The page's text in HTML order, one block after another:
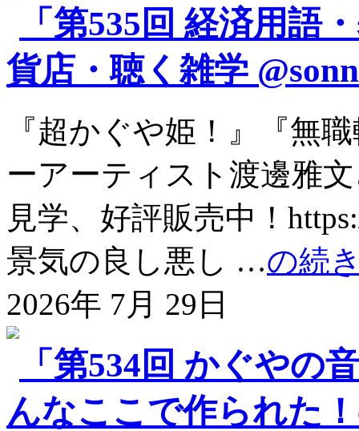
「第535回 経済用語
貨店・聴く雑学
『超かぐや姫！』『無
ーアーティスト渡邊雅
見学、好評販売中！
景気の良し悪し …の続
2026年 7月 29日
「第534回 かぐやの
んなここで作られた